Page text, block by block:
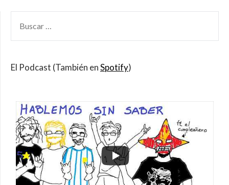
POR:
El Podcast (También enSpotify)